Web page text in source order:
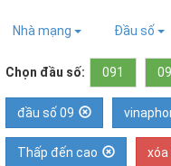
Nhà mạng Đầu số
Chọn đầu số: 091
đầu số 09
Thấp đến cao xóa